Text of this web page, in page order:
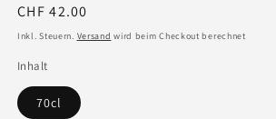
Normaler
Preis
CHF 42.00
Inkl. Steuern. Versand wird beim Checkout berechnet
Inhalt
70cl